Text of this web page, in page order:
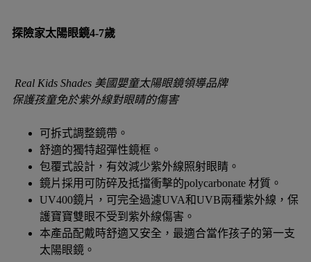
探險家太陽眼鏡4-7歲
Real Kids Shades 美國嬰童太陽眼鏡領導品牌
保護孩童免於紫外線對眼睛的傷害
可拆式調整鏡帶。
舒適的獨特超彈性鏡框。
包覆式設計，有效減少紫外線照射眼睛。
鏡片採用可防碎及抵擋衝擊的polycarbonate 材質。
UV400鏡片，可完全過濾UVA和UVB兩種紫外線，保
護寶寶雙眼不受到紫外線傷害。
本產品配戴時舒適又安全，最適合當作孩子的第一支
太陽眼鏡。